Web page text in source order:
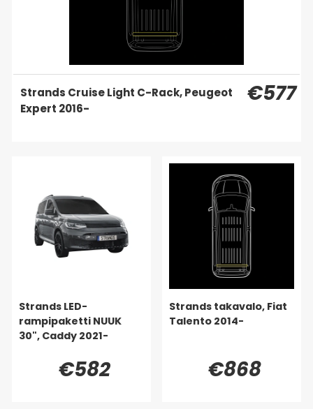
Strands Cruise Light C-Rack, Peugeot
Expert 2016-
€577
Strands LED-
rampipaketti NUUK
30", Caddy 2021-
€582
Strands takavalo, Fiat
Talento 2014-
€868